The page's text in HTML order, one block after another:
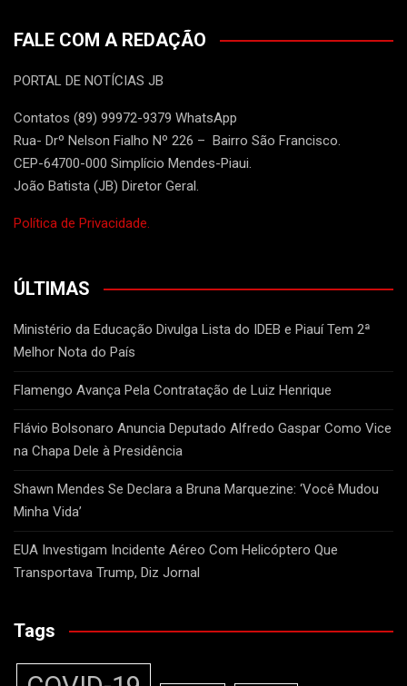
FALE COM A REDAÇÃO
PORTAL DE NOTÍCIAS JB
Contatos (89) 99972-9379 WhatsApp
Rua- Drº Nelson Fialho Nº 226 – Bairro São Francisco.
CEP-64700-000 Simplício Mendes-Piaui.
João Batista (JB) Diretor Geral.
Política de Privacidade.
ÚLTIMAS
Ministério da Educação Divulga Lista do IDEB e Piauí Tem 2ª
Melhor Nota do País
Flamengo Avança Pela Contratação de Luiz Henrique
Flávio Bolsonaro Anuncia Deputado Alfredo Gaspar Como Vice
na Chapa Dele à Presidência
Shawn Mendes Se Declara a Bruna Marquezine: ‘Você Mudou
Minha Vida’
EUA Investigam Incidente Aéreo Com Helicóptero Que
Transportava Trump, Diz Jornal
Tags